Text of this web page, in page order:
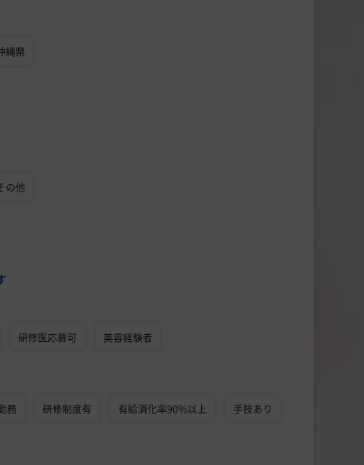
縄県
の他
研修医応募可 美容経験者
務 研修制度有 有給消化率90%以上 手技あり